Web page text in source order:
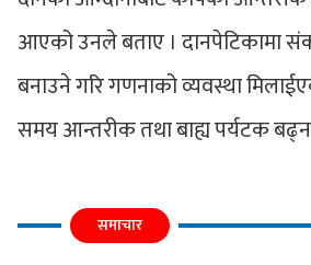
आएको उनले बताए । दानपेटिकामा
बनाउने गरि गणनाको व्यवस्था
समय आन्तरीक तथा बाह्य पर्यटक
समाचार